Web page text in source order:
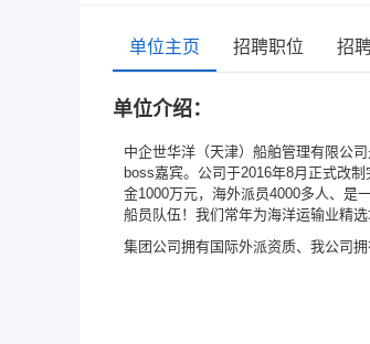
单位主页 招聘职位 招
单位介绍：
中企世华洋（天津）船舶管理有限公
boss嘉宾。公司于2016年8月正式改
金1000万元，海外派员4000多人、是
船员队伍！我们常年为海洋运输业精
集团公司拥有国际外派资质、我公司